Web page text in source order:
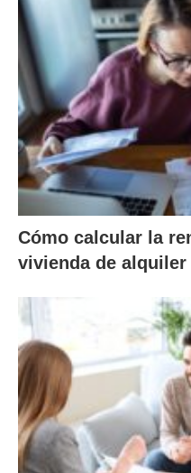
Cómo calcular la
vivienda de alquiler